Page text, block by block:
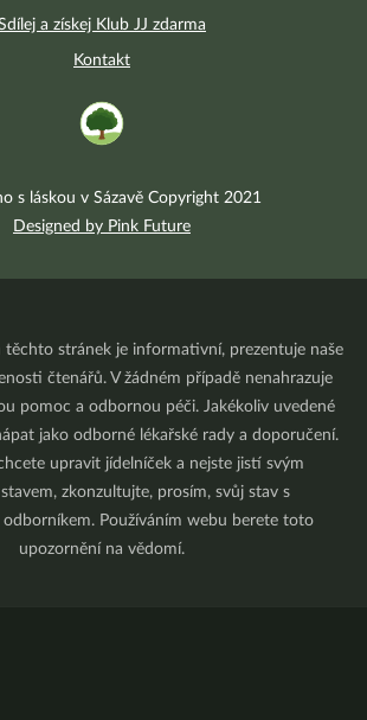
a získej Klub JJ zdarma
Kontakt
s láskou v Sázavě Copyright 2021
Designed by Pink Future
těchto stránek je informativní, prezentuje naše
čtenářů. V žádném případě nenahrazuje
pomoc a odbornou péči. Jakékoliv uvedené
jako odborné lékařské rady a doporučení.
upravit jídelníček a nejste jistí svým
zkonzultujte, prosím, svůj stav s
odborníkem. Používáním webu berete toto
upozornění na vědomí.